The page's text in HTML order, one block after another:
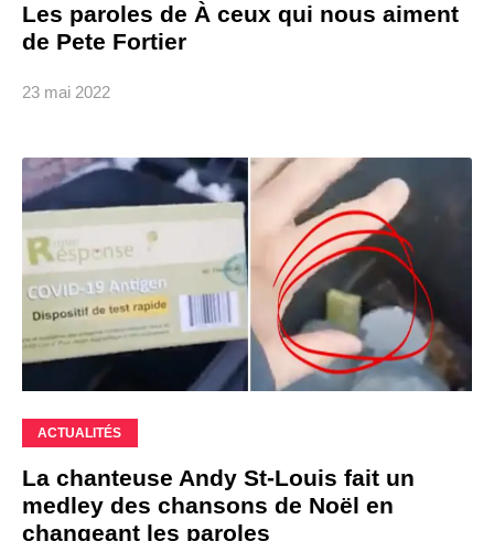
Les paroles de À ceux qui nous aiment
de Pete Fortier
23 mai 2022
ACTUALITÉS
La chanteuse Andy St-Louis fait un
medley des chansons de Noël en
changeant les paroles